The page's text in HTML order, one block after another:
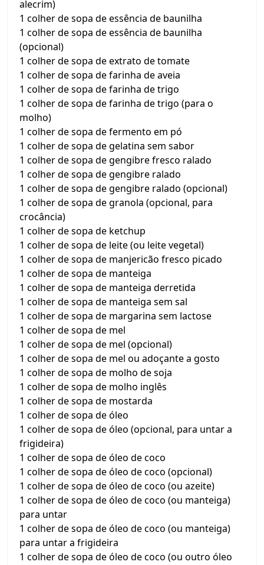
alecrim)
1 colher de sopa de essência de baunilha
1 colher de sopa de essência de baunilha
(opcional)
1 colher de sopa de extrato de tomate
1 colher de sopa de farinha de aveia
1 colher de sopa de farinha de trigo
1 colher de sopa de farinha de trigo (para o
molho)
1 colher de sopa de fermento em pó
1 colher de sopa de gelatina sem sabor
1 colher de sopa de gengibre fresco ralado
1 colher de sopa de gengibre ralado
1 colher de sopa de gengibre ralado (opcional)
1 colher de sopa de granola (opcional, para
crocância)
1 colher de sopa de ketchup
1 colher de sopa de leite (ou leite vegetal)
1 colher de sopa de manjericão fresco picado
1 colher de sopa de manteiga
1 colher de sopa de manteiga derretida
1 colher de sopa de manteiga sem sal
1 colher de sopa de margarina sem lactose
1 colher de sopa de mel
1 colher de sopa de mel (opcional)
1 colher de sopa de mel ou adoçante a gosto
1 colher de sopa de molho de soja
1 colher de sopa de molho inglês
1 colher de sopa de mostarda
1 colher de sopa de óleo
1 colher de sopa de óleo (opcional, para untar a
frigideira)
1 colher de sopa de óleo de coco
1 colher de sopa de óleo de coco (opcional)
1 colher de sopa de óleo de coco (ou azeite)
1 colher de sopa de óleo de coco (ou manteiga)
para untar
1 colher de sopa de óleo de coco (ou manteiga)
para untar a frigideira
1 colher de sopa de óleo de coco (ou outro óleo